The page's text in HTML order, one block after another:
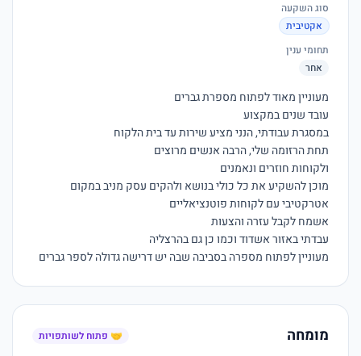
סוג השקעה
אקטיבית
תחומי ענין
אחר
מעוניין לפתוח מספרה בסביבה שבה יש דרישה גדולה לספר גברים
מומחה
🤝 פתוח לשותפויות